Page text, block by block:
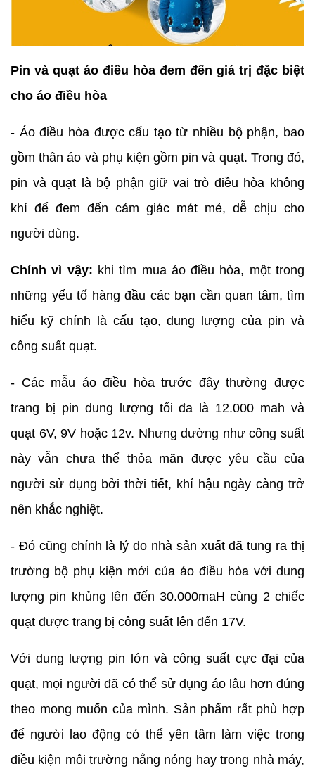
Pin và quạt áo điều hòa đem đến giá trị đặc biệt
cho áo điều hòa
- Áo điều hòa được cấu tạo từ nhiều bộ phận, bao
gồm thân áo và phụ kiện gồm pin và quạt. Trong đó,
pin và quạt là bộ phận giữ vai trò điều hòa không
khí để đem đến cảm giác mát mẻ, dễ chịu cho
người dùng.
Chính vì vậy: khi tìm mua áo điều hòa, một trong
những yếu tố hàng đầu các bạn cần quan tâm, tìm
hiểu kỹ chính là cấu tạo, dung lượng của pin và
công suất quạt.
- Các mẫu áo điều hòa trước đây thường được
trang bị pin dung lượng tối đa là 12.000 mah và
quạt 6V, 9V hoặc 12v. Nhưng dường như công suất
này vẫn chưa thể thỏa mãn được yêu cầu của
người sử dụng bởi thời tiết, khí hậu ngày càng trở
nên khắc nghiệt.
- Đó cũng chính là lý do nhà sản xuất đã tung ra thị
trường bộ phụ kiện mới của áo điều hòa với dung
lượng pin khủng lên đến 30.000maH cùng 2 chiếc
quạt được trang bị công suất lên đến 17V.
Với dung lượng pin lớn và công suất cực đại của
quạt, mọi người đã có thể sử dụng áo lâu hơn đúng
theo mong muốn của mình. Sản phẩm rất phù hợp
để người lao động có thể yên tâm làm việc trong
điều kiện môi trường nắng nóng hay trong nhà máy,